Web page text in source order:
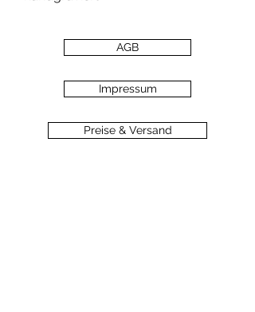
AGB
Impressum
Preise & Versand